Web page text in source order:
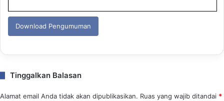
Download Pengumuman
Tinggalkan Balasan
Alamat email Anda tidak akan dipublikasikan. Ruas yang wajib ditandai *